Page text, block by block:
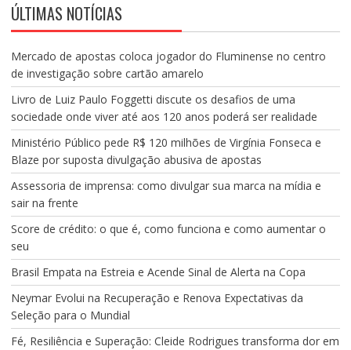
ÚLTIMAS NOTÍCIAS
Mercado de apostas coloca jogador do Fluminense no centro
de investigação sobre cartão amarelo
Livro de Luiz Paulo Foggetti discute os desafios de uma
sociedade onde viver até aos 120 anos poderá ser realidade
Ministério Público pede R$ 120 milhões de Virgínia Fonseca e
Blaze por suposta divulgação abusiva de apostas
Assessoria de imprensa: como divulgar sua marca na mídia e
sair na frente
Score de crédito: o que é, como funciona e como aumentar o
seu
Brasil Empata na Estreia e Acende Sinal de Alerta na Copa
Neymar Evolui na Recuperação e Renova Expectativas da
Seleção para o Mundial
Fé, Resiliência e Superação: Cleide Rodrigues transforma dor em